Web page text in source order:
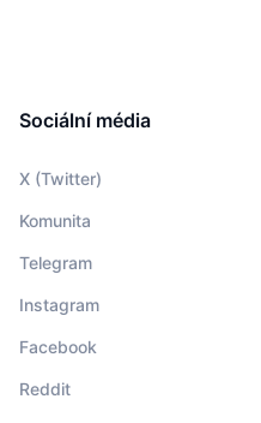
Sociální média
X (Twitter)
Komunita
Telegram
Instagram
Facebook
Reddit